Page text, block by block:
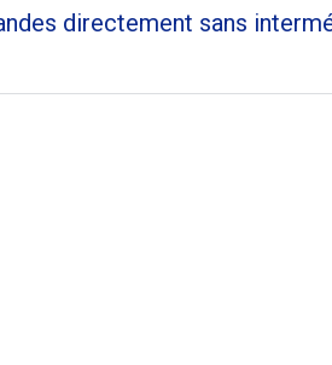
directement sans